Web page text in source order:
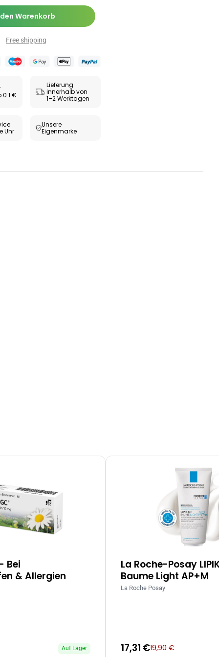
zur
Wert-
€ 17,47 € -26%
extra
€ 8,09 € -5%
Warenkorb
Free shipping
€
Lieferung
innerhalb von
1–2 Werktagen
Uhr
Unsere
Eigenmarke
Bei
& Allergien
Auf Lager
La Roche-Posay
Baume Light AP+M
La Roche Posay
17,31 €19,90 €